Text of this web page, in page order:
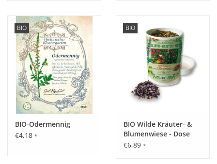
BIO
BIO-Odermennig
€4,18 *
BIO
BIO Wilde Kräuter- &
Blumenwiese - Dose
€6,89 *